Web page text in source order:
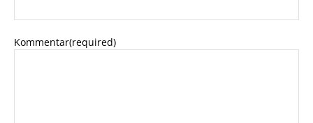
Kommentar(required)